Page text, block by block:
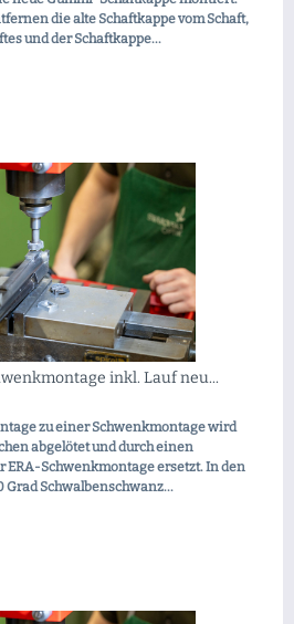
die alte Schaftkappe vom Schaft,
und der Schaftkappe...
inkl. Lauf neu...
zu einer Schwenkmontage wird
abgelötet und durch einen
Schwenkmontage ersetzt. In den
Schwalbenschwanz...